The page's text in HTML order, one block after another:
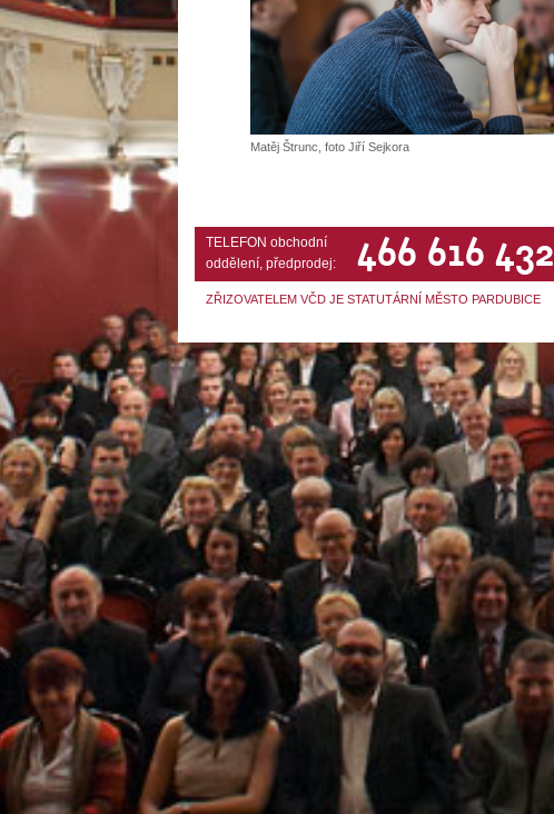
Matěj Štrunc, foto Jiří Sejkora
TELEFON obchodní
oddělení, předprodej:
466 616 432
ZŘIZOVATELEM VČD JE STATUTÁRNÍ MĚSTO PARDUBICE